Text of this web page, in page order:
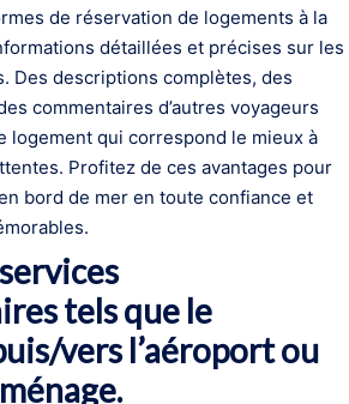
de réservation de logements à la
détaillées et précises sur les
Des descriptions complètes, des
commentaires d’autres voyageurs
logement qui correspond le mieux à
Profitez de ces avantages pour
bord de mer en toute confiance et
tels que le
vers l’aéroport ou